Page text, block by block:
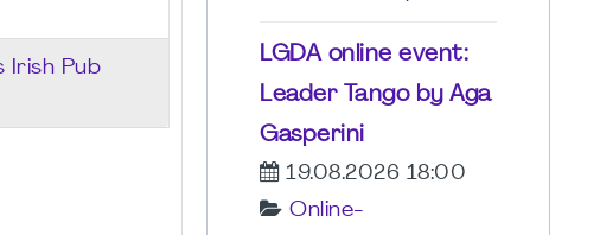
Irish Pub
LGDA online event:
Leader Tango by Aga
Gasperini
19.08.2026 18:00
Online-